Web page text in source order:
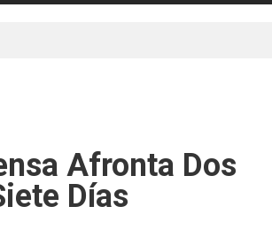
Afronta Dos
Días